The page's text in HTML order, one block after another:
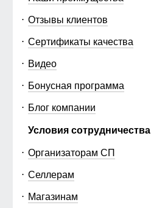
Отзывы клиентов
Сертификаты качества
Видео
Бонусная программа
Блог компании
Условия сотрудничества
Организаторам СП
Селлерам
Магазинам